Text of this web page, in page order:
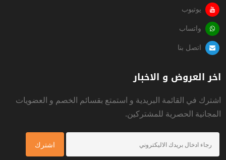
يوتيوب
واتساب
اتصل بنا
اخر العروض و الاخبار
اشترك في القائمة البريدية و استمتع بقسائم الخصم و العضويات
المجانية الحصرية للمشتركين.